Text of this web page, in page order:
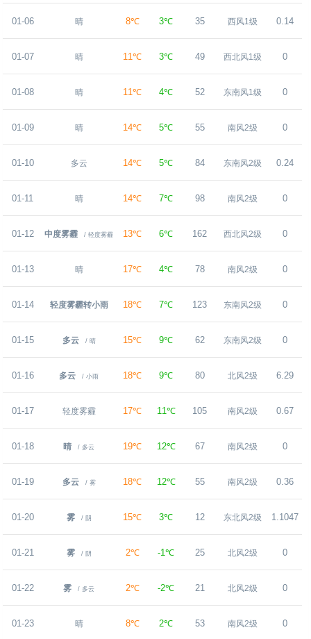
01-06 晴 8℃ 3℃ 35 西风1级 0.14
01-07 晴 11℃ 3℃ 49 西北风1级 0
01-08 晴 11℃ 4℃ 52 东南风1级 0
01-09 晴 14℃ 5℃ 55 南风2级 0
01-10 多云 14℃ 5℃ 84 东南风2级 0.24
01-11 晴 14℃ 7℃ 98 南风2级 0
01-12 中度雾霾 / 轻度雾霾 13℃ 6℃ 162 西北风2级 0
01-13 晴 17℃ 4℃ 78 南风2级 0
01-14 轻度雾霾转小雨
/ 多云
18℃ 7℃ 123 东南风2级 0
01-15 多云 / 晴 15℃ 9℃ 62 东南风2级 0
01-16 多云 / 小雨 18℃ 9℃ 80 北风2级 6.29
01-17 轻度雾霾 17℃ 11℃ 105 南风2级 0.67
01-18 晴 / 多云 19℃ 12℃ 67 南风2级 0
01-19 多云 / 雾 18℃ 12℃ 55 南风2级 0.36
01-20 雾 / 阴 15℃ 3℃ 12 东北风2级 1.1047
01-21 雾 / 阴 2℃ -1℃ 25 北风2级 0
01-22 雾 / 多云 2℃ -2℃ 21 北风2级 0
01-23 晴 8℃ 2℃ 53 南风2级 0